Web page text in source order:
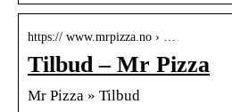
https:// www.mrpizza.no › …
Tilbud – Mr Pizza
Mr Pizza » Tilbud